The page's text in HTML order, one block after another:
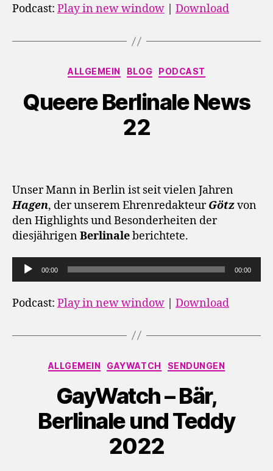
d
Podcast: Play in new window Download
Kategorien
ALLGEMEIN BLOG PODCAST
Queere Berlinale News
22
Unser Mann in Berlin ist seit vielen Jahren
Hagen, der unserem EhrenredakteurGötzvon
den Highlights und Besonderheiten der
diesjährigenBerlinaleberichtete.
u
d
00:00 00:00
Podcast: Play in new window Download
Kategorien
ALLGEMEIN GAYWATCH SENDUNGEN
GayWatch – Bär,
Berlinale und Teddy
2022